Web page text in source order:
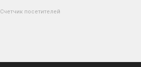
Счетчик посетителей